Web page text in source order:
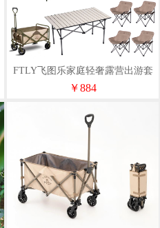
FTLY飞图乐家庭轻奢露营出游套
装（天幕+桌椅+露营车）
￥884